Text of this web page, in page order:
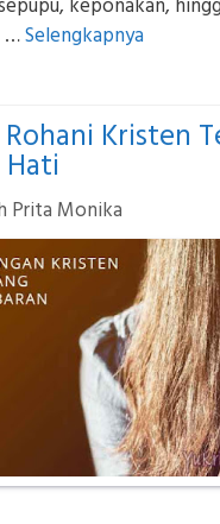
keponakan,
…Selengkapnya
Kristen
Prita Monika